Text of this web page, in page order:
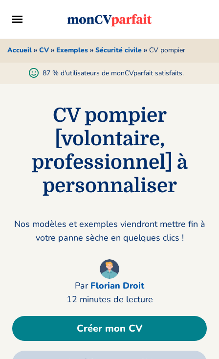
Accueil » CV » Exemples » Sécurité civile » CV pompier
87 % d'utilisateurs de monCVparfait satisfaits.
CV pompier
[volontaire,
professionnel] à
personnaliser
Nos modèles et exemples viendront mettre fin à
votre panne sèche en quelques clics !
Par Florian Droit
12 minutes de lecture
Créer mon CV